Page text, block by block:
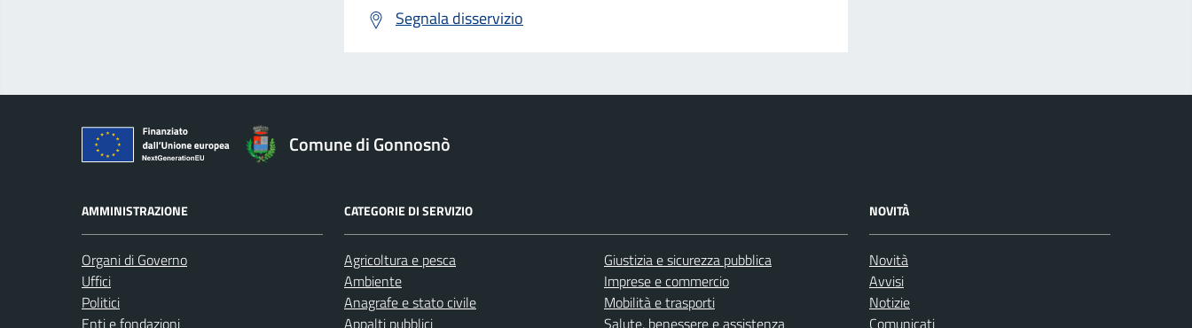
Segnala disservizio
Comune di Gonnosnò
AMMINISTRAZIONE
Organi di Governo
Uffici
Politici
Enti e fondazioni
CATEGORIE DI SERVIZIO
Agricoltura e pesca
Ambiente
Anagrafe e stato civile
Appalti pubblici
Giustizia e sicurezza pubblica
Imprese e commercio
Mobilità e trasporti
Salute, benessere e assistenza
NOVITÀ
Novità
Avvisi
Notizie
Comunicati